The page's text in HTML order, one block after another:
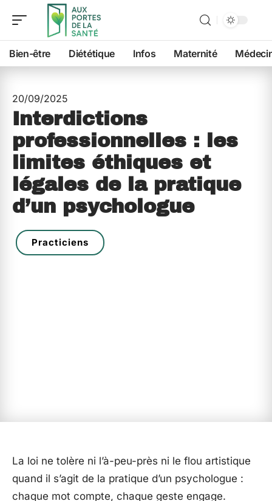
Bien-être Diététique Infos Maternité
20/09/2025
Interdictions
professionnelles : les
limites éthiques et
légales de la pratique
d’un psychologue
Practiciens
La loi ne tolère ni l’à-peu-près ni le flou artistique
quand il s’agit de la pratique d’un psychologue :
chaque mot compte, chaque geste engage.